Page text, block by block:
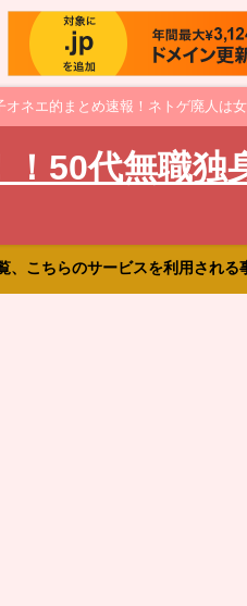
ネエ的まとめ速報！ネトゲ廃人
50代無職
、こちらのサービスを利用され